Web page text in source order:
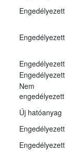
Engedélyezett
Engedélyezett
Engedélyezett
Engedélyezett
Nem
engedélyezett
Új hatóanyag
Engedélyezett
Engedélyezett